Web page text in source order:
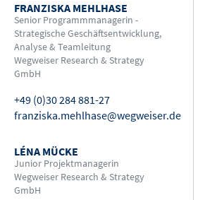
FRANZISKA MEHLHASE
Senior Programmmanagerin -
Strategische Geschäftsentwicklung,
Analyse & Teamleitung
Wegweiser Research & Strategy
GmbH
+49 (0)30 284 881-27
franziska.mehlhase@wegweiser.de
LÉNA MÜCKE
Junior Projektmanagerin
Wegweiser Research & Strategy
GmbH